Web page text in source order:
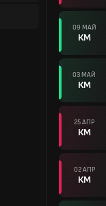
09 МАЙ
КМ
03 МАЙ
КМ
25 АПР
КМ
02 АПР
КМ